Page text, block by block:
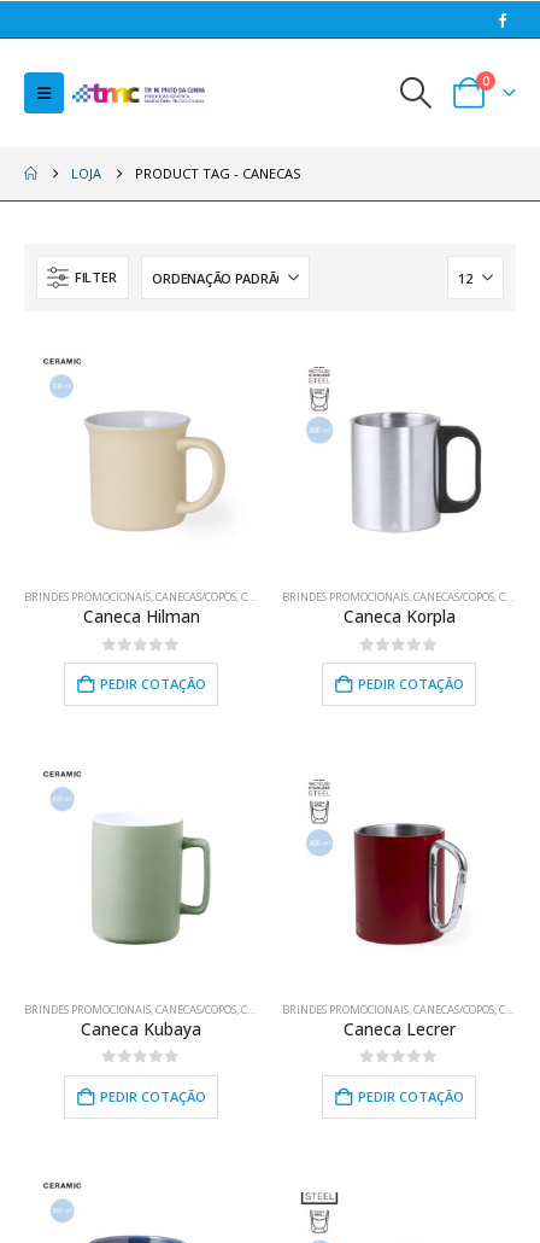
0
LOJA PRODUCT TAG - CANECAS
FILTER
BRINDES PROMOCIONAIS,CANECAS/COPOS,COZINHA/BAR/LAR
Caneca Hilman
0out of 5
PEDIR COTAÇÃO
BRINDES PROMOCIONAIS,CANECAS/COPOS,COZINHA/BAR/LAR
Caneca Korpla
0out of 5
PEDIR COTAÇÃO
BRINDES PROMOCIONAIS CANECAS/COPOS COZINHA/BAR/LAR
Caneca Kubaya
0out of 5
PEDIR COTAÇÃO
BRINDES PROMOCIONAIS CANECAS/COPOS COZINHA/BAR/LAR
Caneca Lecrer
0out of 5
PEDIR COTAÇÃO